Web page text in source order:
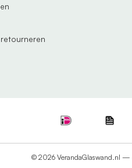
© 2026 VerandaGlaswand.nl —